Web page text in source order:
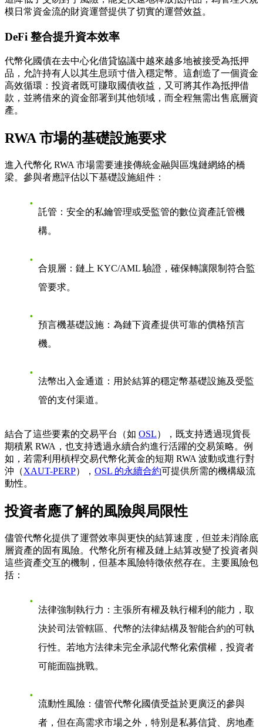
模日常資金流的財資運營提供了切實的運營效益。
DeFi 整合提升資本效率
代幣化國債在去中心化借貸協議中越來越多地被接受為抵押
品，允許持有人以其生息頭寸借入穩定幣。這創造了一個資金
高效循環：投資者既可賺取國債收益，又可將其作為抵押借
款，並將借來的資金部署到其他領域，而全程無需出售底層資
產。
RWA 市場的基礎設施要求
進入代幣化 RWA 市場需要連接傳統金融與區塊鏈網絡的橋
梁。參與者應評估以下基礎設施組件：
託管：安全的私鑰管理或受監管的數位資產託管機
構。
合規層：鏈上 KYC/AML 驗證，確保轉讓限制符合監
管要求。
預言機基礎設施：為鏈下資產提供可靠的價格預言
機。
法幣出入金通道：用於結算的穩定幣基礎設施及受監
管的支付渠道。
結合了這些要素的交易平台（如 OSL），既支持透過現貨長
期積累 RWA，也支持透過永續合約進行活躍的交易策略。例
如，若需利用槓桿交易代幣化黃金的短期 RWA 波動或進行對
沖（XAUT-PERP）， OSL 的永續合約可提供所需的機構級流
動性。
投資者應了解的風險與局限性
儘管代幣化提供了運營效率與更快的結算速度，但並未消除底
層資產的固有風險。代幣化所有權及鏈上結算改變了投資者與
這些資產交互的機制，但基本風險特徵依然存在。主要風險包
括：
法律強制執行力：主張所有權及執行權利的能力，取
決於司法管轄區、代幣的法律結構及智能合約的可執
行性。若地方法律未完全承認代幣化索償權，投資者
可能面臨挑戰。
流動性風險：儘管代幣化國債受益於更廣泛的參與
者，但在高需求市場之外，特別是私募信貸、房地產